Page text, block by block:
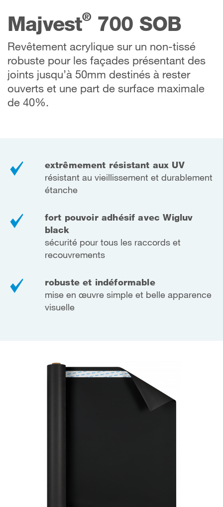
Majvest®700 SOB
Revêtement acrylique sur un non-tissé
robuste pour les façades présentant des
joints jusqu’à 50mm destinés à rester
ouverts et une part de surface maximale
de 40%.
extrêmement résistant aux UV
résistant au vieillissement et durablement
étanche
fort pouvoir adhésif avec Wigluv
black
sécurité pour tous les raccords et
recouvrements
robuste et indéformable
mise en œuvre simple et belle apparence
visuelle